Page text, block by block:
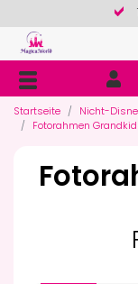
Startseite Nicht-
Fotorahmen